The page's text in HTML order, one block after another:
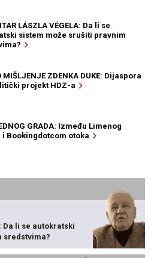
LÁSZLA VÉGELA: Da li se
sistem može srušiti pravnim
MIŠLJENJE ZDENKA DUKE: Dijaspora
projekt HDZ-a
GRADA: Između Limenog
i Bookingdotcom otoka
Da li se autokratski
sredstvima?